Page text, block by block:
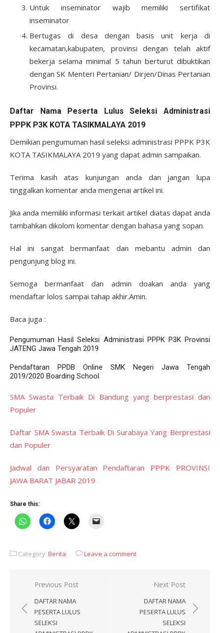
Untuk inseminator wajib memiliki sertifikat
inseminator
Bertugas di desa dengan basis unit kerja di
kecamatan,kabupaten, provinsi dengan telah aktif
bekerja selama minimal 5 tahun berturut dibuktikan
dengan SK Menteri Pertanian/ Dirjen/Dinas Pertanian
Provinsi.
Daftar Nama Peserta Lulus Seleksi Administrasi
PPPK P3K KOTA TASIKMALAYA 2019
Demikian pengumuman hasil seleksi administrasi PPPK P3K
KOTA TASIKMALAYA 2019 yang dapat admin sampaikan.
Terima kasih atas kunjungan anda dan jangan lupa
tinggalkan komentar anda mengenai artikel ini.
Jika anda memiliki informasi terkait artikel diatas dapat anda
tambahkan dikolom komentar dengan bahasa yang sopan.
Hal ini sangat bermanfaat dan mebantu admin dan
pengunjung blog ini.
Semoga bermanfaat dan admin doakan anda yang
mendaftar lolos sampai tahap akhir.Amin.
Baca juga :
Pengumuman Hasil Seleksi Administrasi PPPK P3K Provinsi
JATENG Jawa Tengah 2019
Pendaftaran PPDB Online SMK Negeri Jawa Tengah
2019/2020 Boarding School
SMA Swasta Terbaik Di Bandung yang berprestasi dan
Populer
Daftar SMA Swasta Terbaik Di Surabaya Yang Berprestasi
dan Populer
Jadwal dan Persyaratan Pendaftaran PPPK PROVINSI
JAWA BARAT JABAR 2019
Share this:
Category: Berita Leave a comment
Post
navigation
Previous Post
DAFTAR NAMA
PESERTA LULUS
SELEKSI
Next Post
DAFTAR NAMA
PESERTA LULUS
SELEKSI